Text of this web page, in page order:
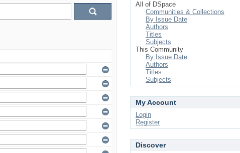
All of DSpace
Communities & Collections
By Issue Date
Authors
Titles
Subjects
This Community
By Issue Date
Authors
Titles
Subjects
My Account
Login
Register
Discover